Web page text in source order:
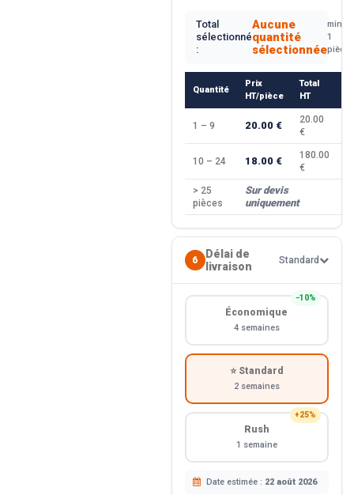
Total
sélectionné
:
Aucune
quantité
sélectionnée
min.
1
pièce
Quantité
Prix
HT/pièce
Total
HT
1 – 9 20.00 €
20.00
€
10 – 24 18.00 €
180.00
€
> 25
pièces
Sur devis
uniquement
6
Délai de
livraison
Standard
−10%
Économique
4 semaines
⭐ Standard
2 semaines
+25%
Rush
1 semaine
Date estimée : 22 août 2026